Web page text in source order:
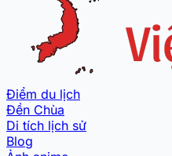
Điểm du lịch
Đền Chùa
Di tích lịch sử
Blog